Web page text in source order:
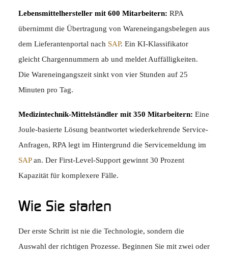
Lebensmittelhersteller mit 600 Mitarbeitern: RPA
übernimmt die Übertragung von Wareneingangsbelegen aus
dem Lieferantenportal nach SAP. Ein KI-Klassifikator
gleicht Chargennummern ab und meldet Auffälligkeiten.
Die Wareneingangszeit sinkt von vier Stunden auf 25
Minuten pro Tag.
Medizintechnik-Mittelständler mit 350 Mitarbeitern: Eine
Joule-basierte Lösung beantwortet wiederkehrende Service-
Anfragen, RPA legt im Hintergrund die Servicemeldung im
SAPan. Der First-Level-Support gewinnt 30 Prozent
Kapazität für komplexere Fälle.
Wie Sie starten
Der erste Schritt ist nie die Technologie, sondern die
Auswahl der richtigen Prozesse. Beginnen Sie mit zwei oder